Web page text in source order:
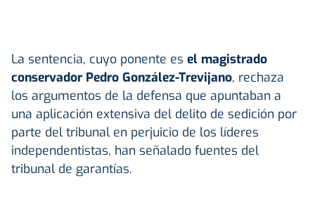
La sentencia, cuyo ponente es el magistrado
conservador Pedro González-Trevijano, rechaza
los argumentos de la defensa que apuntaban a
una aplicación extensiva del delito de sedición por
parte del tribunal en perjuicio de los líderes
independentistas, han señalado fuentes del
tribunal de garantías.